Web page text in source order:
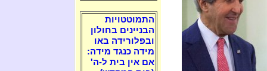
התמוטטויות
הבניינים בחולון
ובפלורידה באו
מידה כנגד מידה:
אם אין בית ל-ה'